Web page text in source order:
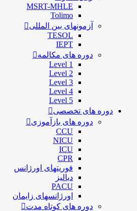
MSRT-MHLE
Tolimo
آزمونهای بین المللی
TESOL
IEPT
دوره های مکالمه
Level 1
Level 2
Level 3
Level 4
Level 5
دوره های تخصصی
دوره های بازآموزی
CCU
NICU
ICU
CPR
فوریتهای اورژانس
دیالیز
PACU
اورژانسهای زایمان
دوره های کوتاه مدت